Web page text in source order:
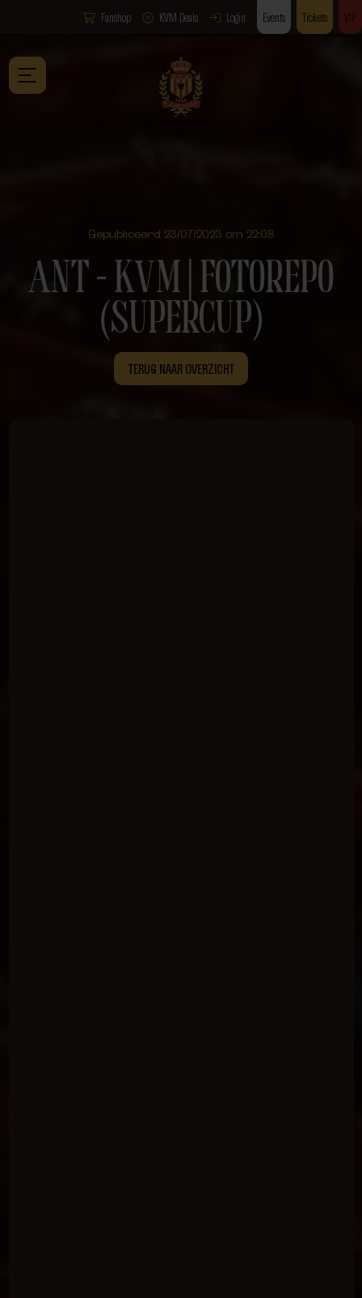
Fanshop KVM Deals Login Events Tickets VIP
Gepubliceerd 23/07/2023 om 22:08
ANT – KVM | FOTOREPO
(SUPERCUP)
TERUG NAAR OVERZICHT